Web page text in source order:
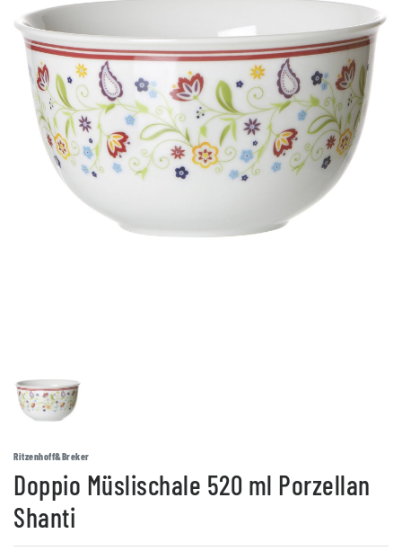
Ritzenhoff&Breker
Doppio Müslischale 520 ml Porzellan
Shanti